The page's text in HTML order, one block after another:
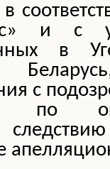
и с
в
с
по